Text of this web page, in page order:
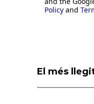
Policy and
El més